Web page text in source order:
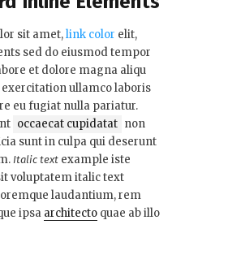
sit amet,link color elit,
sed do eiusmod tempor
et dolore magna aliqu
ullamco laboris
eu fugiat nulla pariatur.
occaecat cupidatat non
sunt in culpa qui deserunt
Italic text example iste
voluptatem italic text
laudantium, rem
ipsa architecto quae ab illo